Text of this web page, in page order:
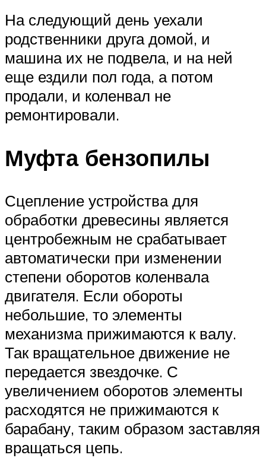
На следующий день уехали
родственники друга домой, и
машина их не подвела, и на ней
еще ездили пол года, а потом
продали, и коленвал не
ремонтировали.
Муфта бензопилы
Сцепление устройства для
обработки древесины является
центробежным не срабатывает
автоматически при изменении
степени оборотов коленвала
двигателя. Если обороты
небольшие, то элементы
механизма прижимаются к валу.
Так вращательное движение не
передается звездочке. С
увеличением оборотов элементы
расходятся не прижимаются к
барабану, таким образом заставляя
вращаться цепь.